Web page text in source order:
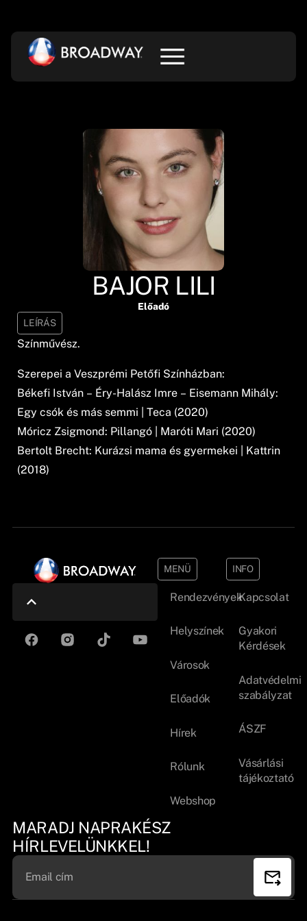
BAJOR LILI
Előadó
LEÍRÁS
Színművész.
Szerepei a Veszprémi Petőfi Színházban:
Békefi István – Éry-Halász Imre – Eisemann Mihály:
Egy csók és más semmi | Teca (2020)
Móricz Zsigmond: Pillangó | Maróti Mari (2020)
Bertolt Brecht: Kurázsi mama és gyermekei | Kattrin
(2018)
MENÜ
Rendezvények
Helyszínek
Városok
Előadók
Hírek
Rólunk
Webshop
INFO
Kapcsolat
Gyakori
Kérdések
Adatvédelmi
szabályzat
ÁSZF
Vásárlási
tájékoztató
MARADJ NAPRAKÉSZ
HÍRLEVELÜNKKEL!